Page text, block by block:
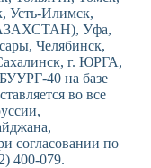
Усть-Илимск,
Уфа,
Челябинск,
г. ЮРГА,
40 на базе
во все
согласовании по
400-079.